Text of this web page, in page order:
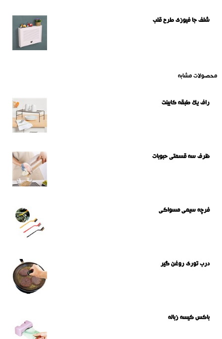
شلف جا فیوزی طرح قلب
محصولات مشابه
راف یک طبقه کابینت
ظرف سه قسمتی حبوبات
فرچه سیمی مسواکی
درب توری روغن گیر
باکس کیسه زباله